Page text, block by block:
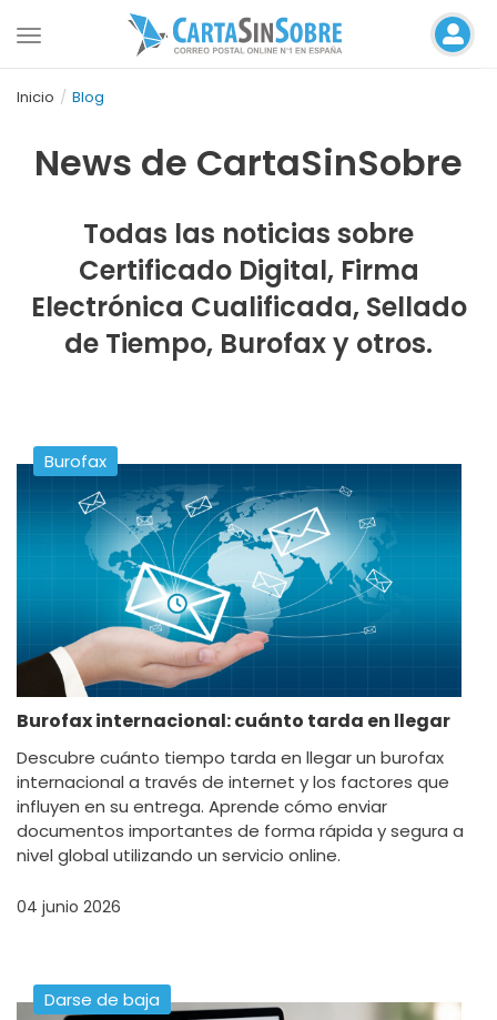
Toggle
Inicio Blog
News de CartaSinSobre
Todas las noticias sobre
Certificado Digital, Firma
Electrónica Cualificada, Sellado
de Tiempo, Burofax y otros.
Burofax
Burofax internacional: cuánto tarda en llegar
Descubre cuánto tiempo tarda en llegar un burofax
internacional a través de internet y los factores que
influyen en su entrega. Aprende cómo enviar
documentos importantes de forma rápida y segura a
nivel global utilizando un servicio online.
04 junio 2026
Darse de baja